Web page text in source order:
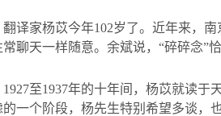
翻译家杨苡今年102岁了。近年来，
聊天一样随意。余斌说，“碎碎念”
1927至1937年的十年间，杨苡就读于
的一个阶段，杨先生特别希望多谈